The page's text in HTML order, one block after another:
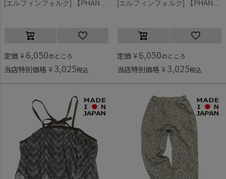
定価 ¥ 6,050のところ
当店特別価格 ¥ 3,025税込
定価 ¥ 6,050のところ
当店特別価格 ¥ 3,025税込